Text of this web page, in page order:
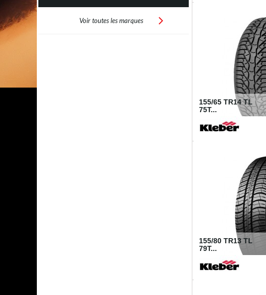
Voir toutes les marques
155/65 TR14 TL
75T...
155/80 TR13 TL
79T...